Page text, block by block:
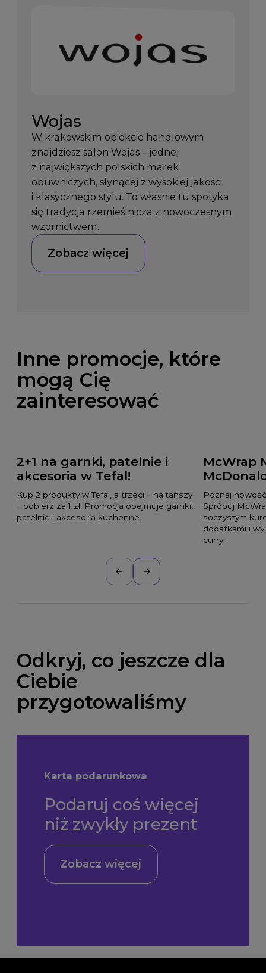
Wojas
W krakowskim obiekcie handlowym
znajdziesz salon Wojas – jednej
z największych polskich marek
obuwniczych, słynącej z wysokiej jakości
i klasycznego stylu. To własnie tu spotyka
się tradycja rzemieślnicza z nowoczesnym
wzornictwem.
Zobacz więcej
Inne promocje, które
mogą Cię
zainteresować
2+1 na garnki, patelnie i
akcesoria w Tefal!
Kup 2 produkty w Tefal, a trzeci – najtańszy
– odbierz za 1 zł! Promocja obejmuje garnki,
patelnie i akcesoria kuchenne.
McWrap
Poznaj
Spróbuj
soczystym
dodatkami i
curry.
Odkryj, co jeszcze dla
Ciebie
przygotowaliśmy
Karta podarunkowa
Podaruj coś więcej
niż zwykły prezent
Zobacz więcej